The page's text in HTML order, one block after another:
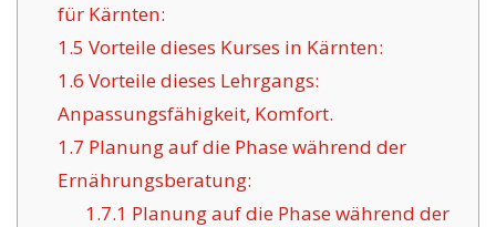
für Kärnten:
1.5 Vorteile dieses Kurses in Kärnten:
1.6 Vorteile dieses Lehrgangs:
Anpassungsfähigkeit, Komfort.
1.7 Planung auf die Phase während der
Ernährungsberatung:
1.7.1 Planung auf die Phase während der